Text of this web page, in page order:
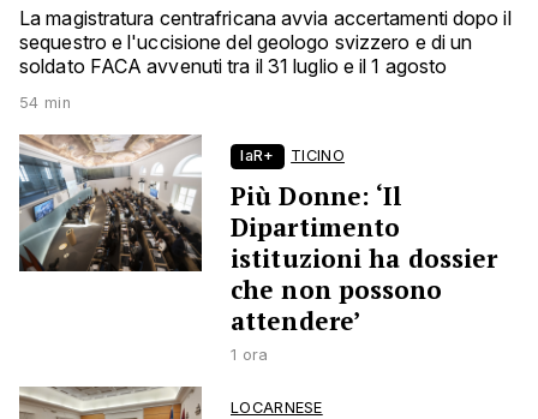
La magistratura centrafricana avvia accertamenti dopo il
sequestro e l'uccisione del geologo svizzero e di un
soldato FACA avvenuti tra il 31 luglio e il 1 agosto
54 min
laR+ TICINO
Più Donne: ‘Il
Dipartimento
istituzioni ha dossier
che non possono
attendere’
1 ora
LOCARNESE